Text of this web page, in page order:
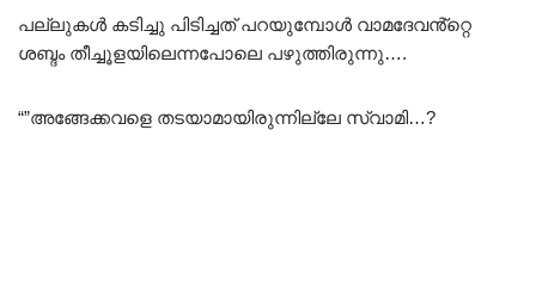
പല്ലുകൾ കടിച്ചു പിടിച്ചത് പറയുമ്പോൾ വാമദേവൻ്റ്റെ
ശബ്ദം തീച്ചൂളയിലെന്നപോലെ പഴുത്തിരുന്നു….
“”അങ്ങേക്കവളെ തടയാമായിരുന്നില്ലേ സ്വാമി…?